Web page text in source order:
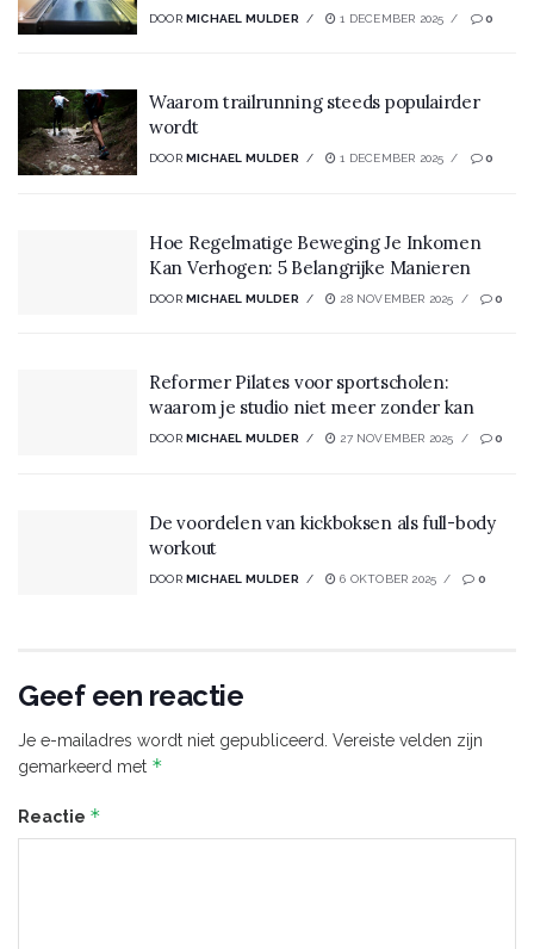
DOOR MICHAEL MULDER 1 DECEMBER 2025 0
Waarom trailrunning steeds populairder
wordt
DOOR MICHAEL MULDER 1 DECEMBER 2025 0
Hoe Regelmatige Beweging Je Inkomen
Kan Verhogen: 5 Belangrijke Manieren
DOOR MICHAEL MULDER 28 NOVEMBER 2025 0
Reformer Pilates voor sportscholen:
waarom je studio niet meer zonder kan
DOOR MICHAEL MULDER 27 NOVEMBER 2025 0
De voordelen van kickboksen als full-body
workout
DOOR MICHAEL MULDER 6 OKTOBER 2025 0
Geef een reactie
Je e-mailadres wordt niet gepubliceerd. Vereiste velden zijn
gemarkeerd met *
Reactie *